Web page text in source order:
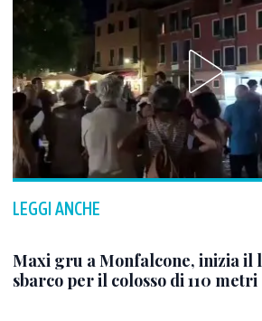
LEGGI ANCHE
Maxi gru a Monfalcone, inizia il
sbarco per il colosso di 110 metri